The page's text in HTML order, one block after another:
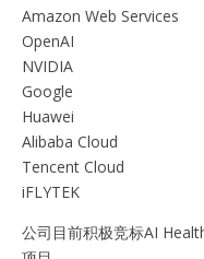
Amazon Web Services
OpenAI
NVIDIA
Google
Huawei
Alibaba Cloud
Tencent Cloud
iFLYTEK
公司目前积极竞标AI